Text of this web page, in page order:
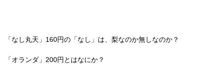
「なし丸天」160円の「なし」は、梨なのか無しなのか？
「オランダ」200円とはなにか？